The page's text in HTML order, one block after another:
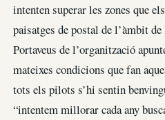
intenten superar les zones que
paisatges de postal de l’àmbit
Portaveus de l’organització
mateixes condicions que fan
tots els pilots s’hi sentin
“intentem millorar cada any